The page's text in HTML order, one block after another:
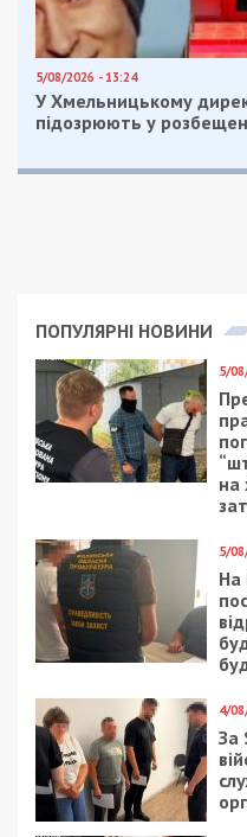
5/08/2026 - 13:24
У Хмельницькому
підозрюють у
ПОПУЛЯРНІ НОВИНИ
5/
на
5/
На
4/
За